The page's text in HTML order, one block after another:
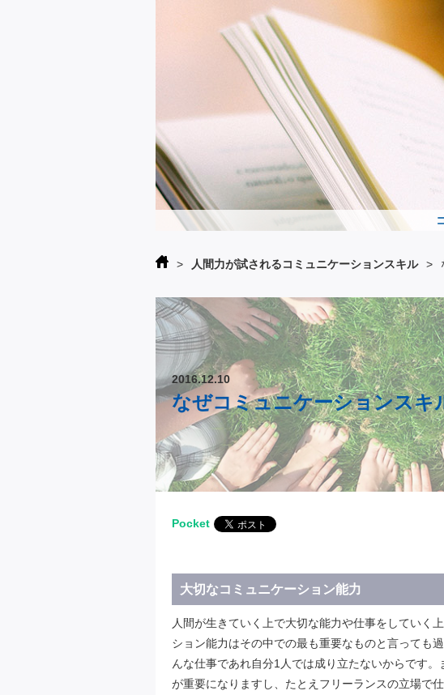
> 人間力が試されるコミュニケーションスキル >
2016.12.10
なぜコミュニケーションスキ
Pocket
大切なコミュニケーション能力
人間が生きていく上で大切な能力や仕事をしていく
ション能力はその中での最も重要なものと言っても
んな仕事であれ自分1人では成り立たないからです
が重要になりますし、たとえフリーランスの立場で